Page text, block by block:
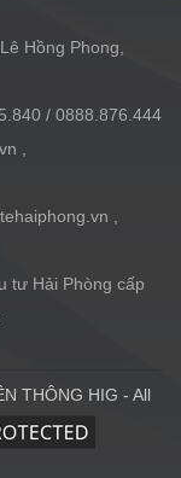
Hồng Phong,
/ 0888.876.444
,
tư Hải Phòng cấp
THÔNG HIG - All